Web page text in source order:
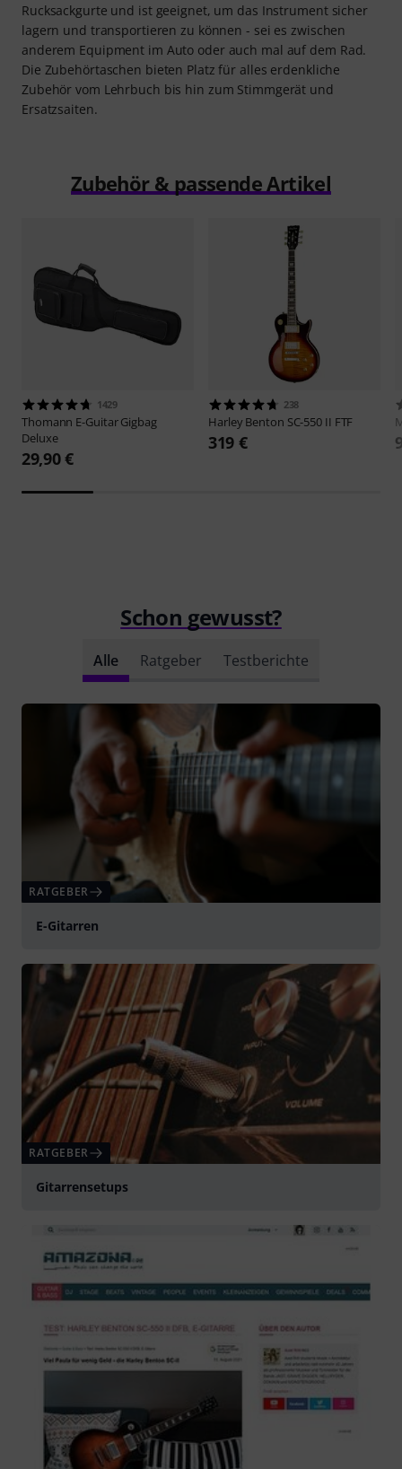
Rucksackgurte und ist geeignet, um das Instrument sicher
lagern und transportieren zu können - sei es zwischen
anderem Equipment im Auto oder auch mal auf dem Rad.
Die Zubehörtaschen bieten Platz für alles erdenkliche
Zubehör vom Lehrbuch bis hin zum Stimmgerät und
Ersatzsaiten.
Zubehör & passende Artikel
1429
Thomann E-Guitar Gigbag
Deluxe
29,90 €
238
Harley Benton SC-550 II FTF
319 €
Schon gewusst?
Alle Ratgeber Testberichte
RATGEBER
E-Gitarren
RATGEBER
Gitarrensetups